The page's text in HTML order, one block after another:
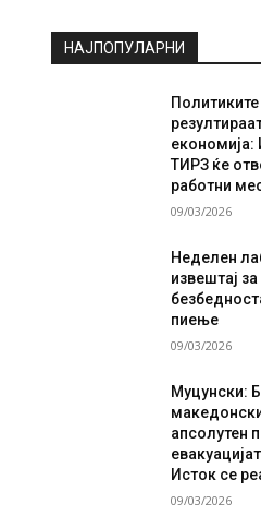
НАЈПОПУЛАРНИ
економија:
ТИРЗ ќе
работни
09/03/2026
Неделен
извештај
пиење
09/03/2026
Муцунски:
апсолутен
Исток се
09/03/2026